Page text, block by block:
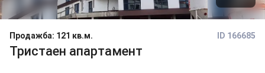
Продажба: 121 кв.м.
Тристаен апартамент
ID 166685